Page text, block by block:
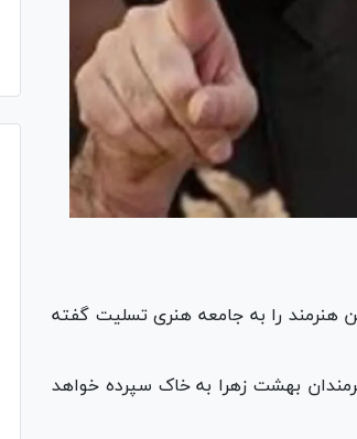
هنرمند را به جامعه هنری تسلیت گفته
آذرماه ساعت ۱۰ صبح در قطعه هنرمندان بهشت زهرا به خاک سپرده خواهد